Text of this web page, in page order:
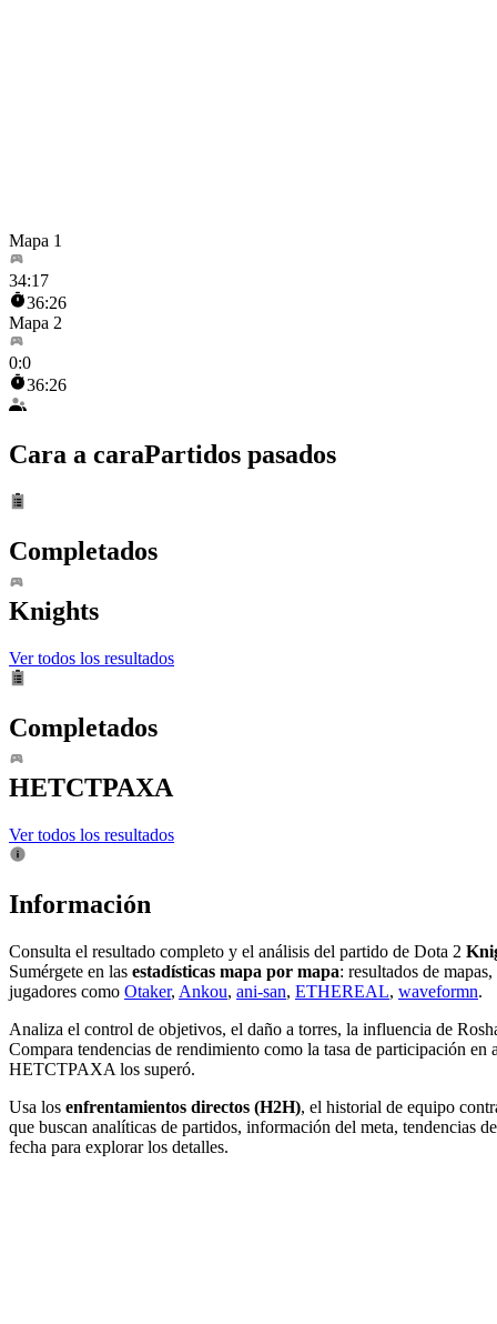
Mapa 1
34:17
36:26
Mapa 2
0:0
36:26
Cara a caraPartidos pasados
Completados
Knights
Ver todos los resultados
Completados
HETCTPAXA
Ver todos los resultados
Información
Consulta el resultado completo y el análisis del partido de Dota 2
Sumérgete en las estadísticas mapa por mapa: resultados de
jugadores como Otaker, Ankou, ani-san, ETHEREAL, waveformn.
Analiza el control de objetivos, el daño a torres, la influencia de
Compara tendencias de rendimiento como la tasa de participación
HETCTPAXA los superó.
Usa los enfrentamientos directos (H2H), el historial de equipo
que buscan analíticas de partidos, información del meta, tendencias
fecha para explorar los detalles.